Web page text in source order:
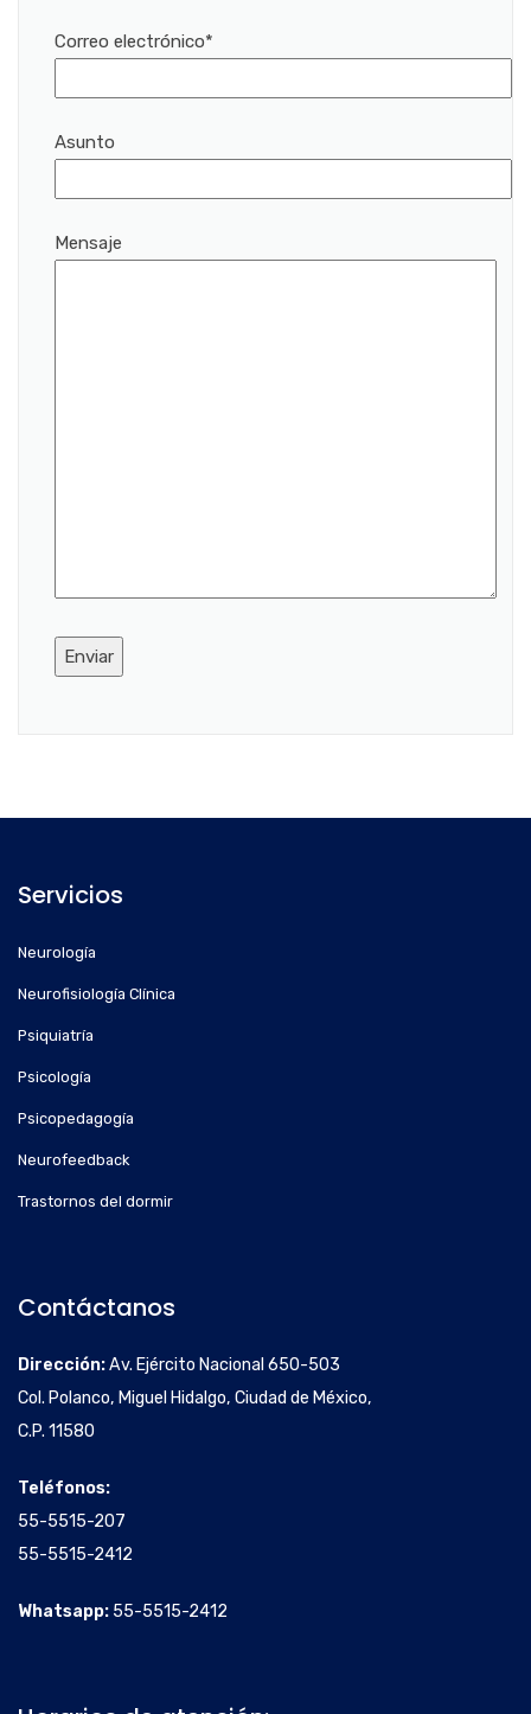
Correo electrónico*
Asunto
Mensaje
Servicios
Neurología
Neurofisiología Clínica
Psiquiatría
Psicología
Psicopedagogía
Neurofeedback
Trastornos del dormir
Contáctanos
Dirección:Av. Ejército Nacional 650-503
Col. Polanco, Miguel Hidalgo, Ciudad de México,
C.P. 11580
Teléfonos:
55-5515-207
55-5515-2412
Whatsapp: 55-5515-2412